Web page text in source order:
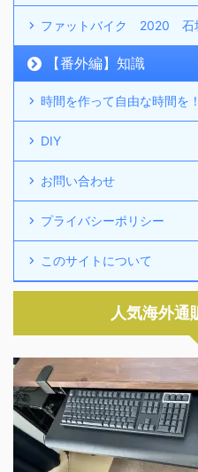
ファットバイク 2020 石
【番外編】知識
時間を作って自由な時間を！
DIY
お問い合わせ
プライバシーポリシー
このサイトについて
人気海外通